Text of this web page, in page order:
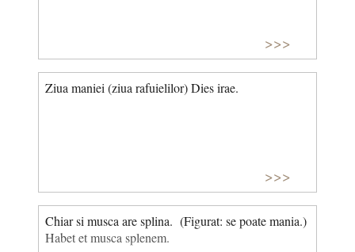
>>>
Ziua maniei (ziua rafuielilor) Dies irae.
>>>
Chiar si musca are splina. (Figurat: se poate mania.)
Habet et musca splenem.